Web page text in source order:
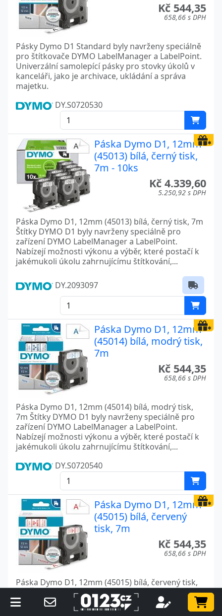
Kč 544,35
658,66 s DPH
Pásky Dymo D1 Standard byly navrženy speciálně
pro štítkovače DYMO LabelManager a LabelPoint.
Univerzální samolepící pásky pro stovky úkolů v
kanceláři, jako je archivace, ukládání a správa
majetku.
DY.S0720530
Páska Dymo D1, 12mm
(45013) bílá, černý tisk,
7m - 10ks
Kč 4.339,60
5.250,92 s DPH
Páska Dymo D1, 12mm (45013) bílá, černý tisk, 7m
Štítky DYMO D1 byly navrženy speciálně pro
zařízení DYMO LabelManager a LabelPoint.
Nabízejí možnosti výkonu a výběr, které postačí k
jakémukoli úkolu zahrnujícímu štítkování,...
DY.2093097
Páska Dymo D1, 12mm
(45014) bílá, modrý tisk,
7m
Kč 544,35
658,66 s DPH
Páska Dymo D1, 12mm (45014) bílá, modrý tisk,
7m Štítky DYMO D1 byly navrženy speciálně pro
zařízení DYMO LabelManager a LabelPoint.
Nabízejí možnosti výkonu a výběr, které postačí k
jakémukoli úkolu zahrnujícímu štítkování,...
DY.S0720540
Páska Dymo D1, 12mm
(45015) bílá, červený
tisk, 7m
Kč 544,35
658,66 s DPH
Páska Dymo D1, 12mm (45015) bílá, červený tisk,
7m Štítky DYMO D1 byly navrženy speciálně pro
zařízení DYMO LabelManager a LabelPoint.
Nabízejí možnosti výkonu a výběr, které postačí k